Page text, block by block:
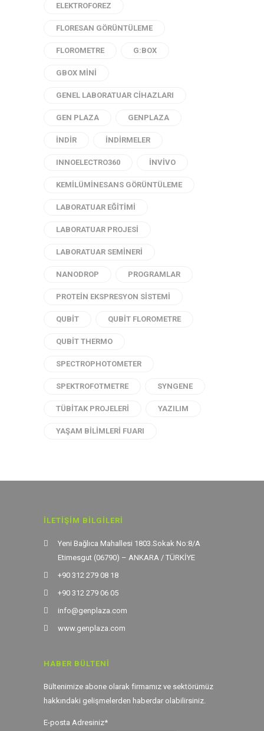
ELEKTROFOREZ
FLORESAN GÖRÜNTÜLEME
FLOROMETRE G:BOX
GBOX MINI
GENEL LABORATUAR CIHAZLARI
GEN PLAZA GENPLAZA
INDIR INDIRMELER
INNOELECTRO360 INVIVO
KEMILÜMINESANS GÖRÜNTÜLEME
LABORATUAR EĞITIMI
LABORATUAR PROJESI
LABORATUAR SEMINERI
NANODROP PROGRAMLAR
PROTEIN EKSPRESYON SISTEMI
QUBIT QUBIT FLOROMETRE
QUBIT THERMO
SPECTROPHOTOMETER
SPEKTROFOTMETRE SYNGENE
TÜBITAK PROJELERI YAZILIM
YAŞAM BILIMLERI FUARI
İLETIŞIM BILGILERI
Yeni Bağlıca Mahallesi 1803.Sokak No:8/A
Etimesgut (06790) – ANKARA / TÜRKİYE
+90 312 279 08 18
+90 312 279 06 05
info@genplaza.com
www.genplaza.com
HABER BÜLTENI
Bültenimize abone olarak firmamız ve sektörümüz
hakkındaki gelişmelerden haberdar olabilirsiniz.
E-posta Adresiniz*